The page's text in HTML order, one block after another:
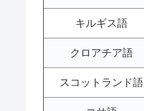
キルギス語
クロアチア語
スコットランド語